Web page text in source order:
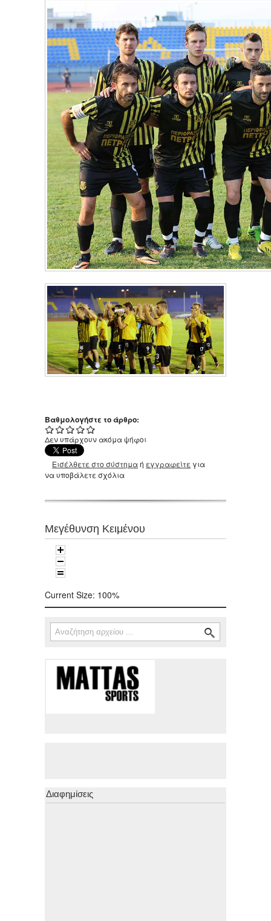
Βαθμολογήστε το άρθρο:
Δεν υπάρχουν ακόμα ψήφοι
Εισέλθετε στο σύστημαή εγγραφείτε για
να υποβάλετε σχόλια
Μεγέθυνση Κειμένου
Current Size: 100%
Φόρμα αναζήτησης
Αναζήτηση
Διαφημίσεις